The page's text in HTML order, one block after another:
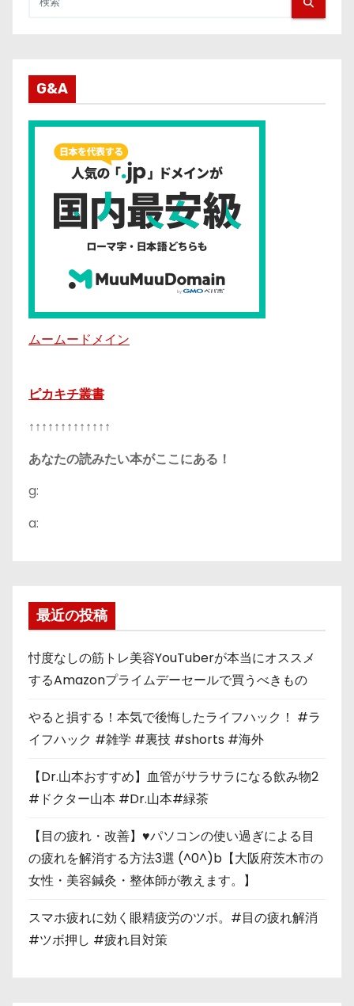
G&A
ムームードメイン
ピカキチ叢書
↑↑↑↑↑↑↑↑↑↑↑↑↑
あなたの読みたい本がここにある！
g:
a:
最近の投稿
忖度なしの筋トレ美容YouTuberが本当にオススメ
するAmazonプライムデーセールで買うべきもの
やると損する！本気で後悔したライフハック！ #ラ
イフハック #雑学 #裏技 #shorts #海外
【Dr.山本おすすめ】血管がサラサラになる飲み物2
#ドクター山本 #Dr.山本#緑茶
【目の疲れ・改善】♥パソコンの使い過ぎによる目
の疲れを解消する方法3選 (^0^)b【大阪府茨木市の
女性・美容鍼灸・整体師が教えます。】
スマホ疲れに効く眼精疲労のツボ。#目の疲れ解消
#ツボ押し #疲れ目対策